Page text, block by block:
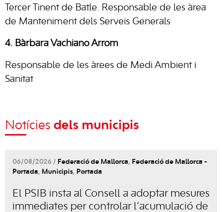
Tercer Tinent de Batle. Responsable de les àrea
de Manteniment dels Serveis Generals
4. Bàrbara Vachiano Arrom
Responsable de les àrees de Medi Ambient i
Sanitat
Notícies dels municipis
06/08/2026 / Federació de Mallorca, Federació de Mallorca -
Portada, Municipis, Portada
El PSIB insta al Consell a adoptar mesures
immediates per controlar l’acumulació de